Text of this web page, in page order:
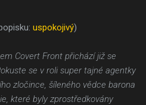
uspokojivý)
Covert Front přichází již se
se v roli super tajné agentky
zločince, šíleného vědce barona
které byly zprostředkovány